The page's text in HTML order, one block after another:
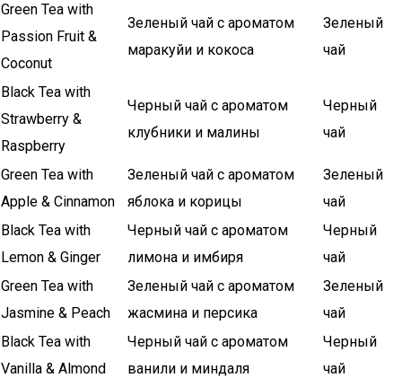
Green Tea with
Passion Fruit &
Coconut
Зеленый чай с ароматом
маракуйи и кокоса
Зеленый
чай
Black Tea with
Strawberry &
Raspberry
Черный чай с ароматом
клубники и малины
Черный
чай
Green Tea with
Apple & Cinnamon
Зеленый чай с ароматом
яблока и корицы
Зеленый
чай
Black Tea with
Lemon & Ginger
Черный чай с ароматом
лимона и имбиря
Черный
чай
Green Tea with
Jasmine & Peach
Зеленый чай с ароматом
жасмина и персика
Зеленый
чай
Black Tea with
Vanilla & Almond
Черный чай с ароматом
ванили и миндаля
Черный
чай